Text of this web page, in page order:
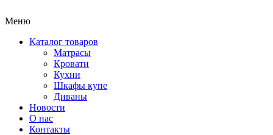
Меню
Каталог товаров
Матрасы
Кровати
Кухни
Шкафы купе
Диваны
Новости
О нас
Контакты